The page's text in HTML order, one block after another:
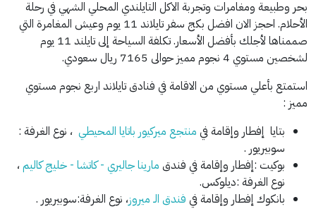
بحر وطبيعة ومغامرات وتجربة الاكل التايلندي المحلي الشهي في رحلة
الأحلام. احجز الان افضل بكج سفر تايلاند 11 يوم وعيش المغامرة التي
صممناها لأجلك بأفضل الأسعار. تكلفة السياحة إلى تايلند 11 يوم
لشخصين مستوي 4 نجوم مميز حوالى 7165 ريال سعودي.
استمتع بأعلي مستوي من الاقامة في فنادق تايلاند اربع نجوم مستوي
مميز :
بتايا إفطار وإقامة في منتجع ميركيور باتايا المحيطي ، نوع الغرفة :
سوبيريور .
بوكيت :إفطار وإقامة في فندق مارينا جاليري - كاتشا - خليج كاليم،
نوع الغرفة :ديلوكس.
بانكوك إفطار وإقامة في فندق الـ ميروز، نوع الغرفة:سوبيريور .